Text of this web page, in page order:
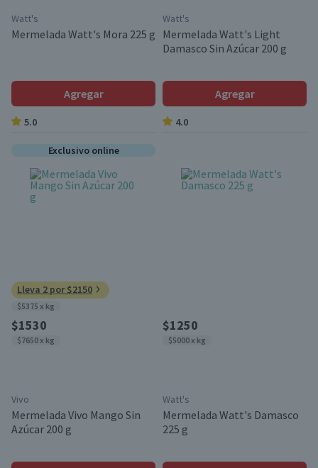
Watt's
Mermelada Watt's Mora 225 g
Agregar
5.0
Watt's
Mermelada Watt's Light
Damasco Sin Azúcar 200 g
Agregar
4.0
Exclusivo online
Lleva 2 por $2150
$5375 x kg
$1530
$7650 x kg
Vivo
Mermelada Vivo Mango Sin
Azúcar 200 g
$1250
$5000 x kg
Watt's
Mermelada Watt's Damasco
225 g